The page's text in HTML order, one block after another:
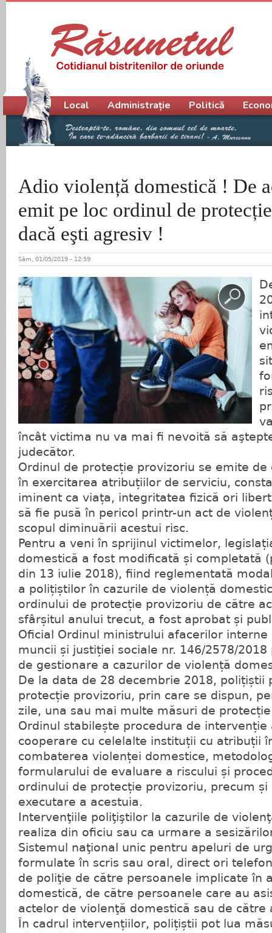
Adio violență domestică ! De
emit pe loc ordinul de
dacă eşti agresiv !
Sâm, 01/05/2019 - 12:59
încât victima nu va mai fi nevoită să
judecător.
Ordinul de protecție provizoriu se emite
în exercitarea atribuțiilor de serviciu,
iminent ca viața, integritatea fizică ori
să fie pusă în pericol printr-un act de
scopul diminuării acestui risc.
Pentru a veni în sprijinul victimelor,
domestică a fost modificată și completată
din 13 iulie 2018), fiind reglementată
a polițiștilor în cazurile de violență
ordinului de protecție provizoriu de către
sfârșitul anului trecut, a fost aprobat și
Oficial Ordinul ministrului afacerilor
muncii și justiției sociale nr. 146/2578/
de gestionare a cazurilor de violență
De la data de 28 decembrie 2018, polițiștii
protecție provizoriu, prin care se dispun,
zile, una sau mai multe măsuri de
Ordinul stabilește procedura de
cooperare cu celelalte instituții cu atribuții
combaterea violenței domestice,
formularului de evaluare a riscului și
ordinului de protecție provizoriu, precum și
executare a acestuia.
Intervenţiile poliţiştilor la cazurile de
realiza din oficiu sau ca urmare a
Sistemul naţional unic pentru apeluri de
formulate în scris sau oral, direct ori
de poliţie de către persoanele implicate în
domestică, de către persoanele care au
actelor de violenţă domestică sau de către
În cadrul intervențiilor, polițiștii pot lua
Meniu principal
Local Administrație Politică